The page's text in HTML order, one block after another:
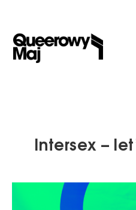
Intersex –